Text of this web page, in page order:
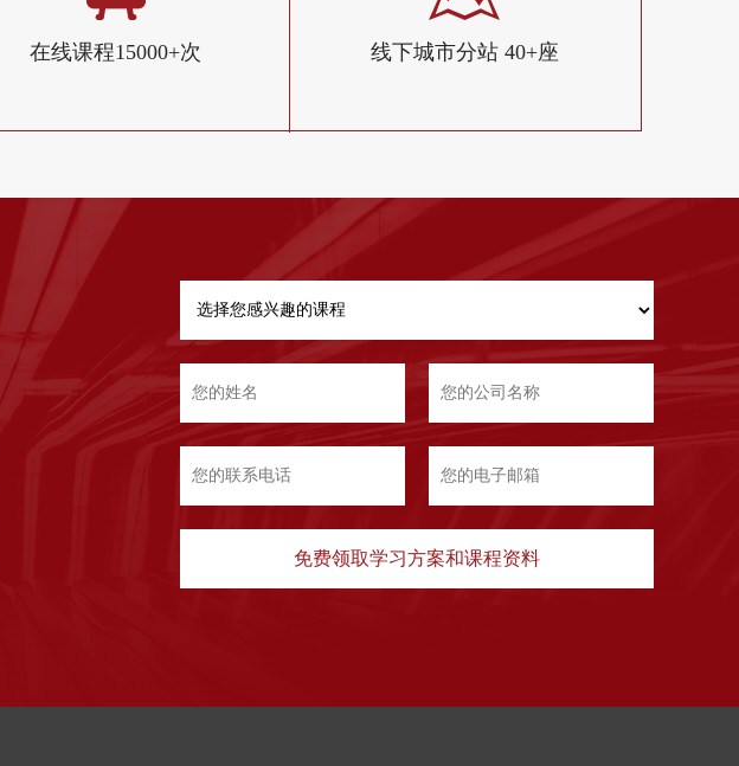
在线课程15000+次 线下城市分站 40+座
免费领取学习方案和课程资料